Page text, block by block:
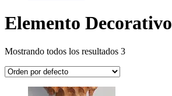
Elemento Decorativo
Mostrando todos los resultados 3